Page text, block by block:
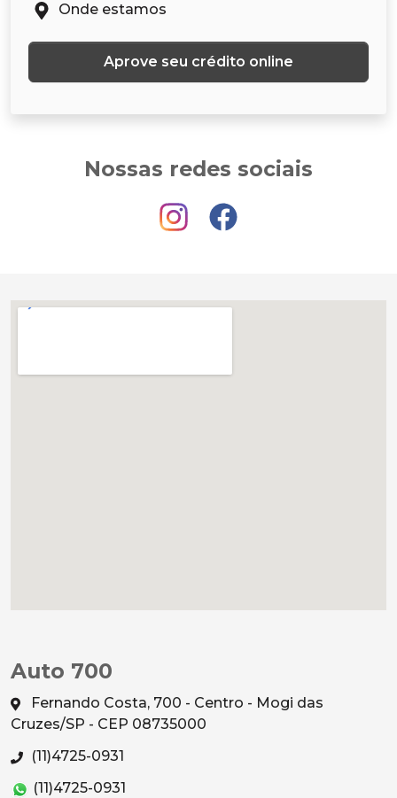
Onde estamos
Aprove seu crédito online
Nossas redes sociais
Auto 700
Fernando Costa, 700 - Centro - Mogi das
Cruzes/SP - CEP 08735000
(11)4725-0931
(11)4725-0931